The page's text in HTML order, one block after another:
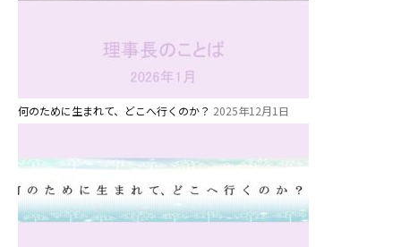
何のために生まれて、どこへ行くのか？ 2025年12月1日
2歳児ひとり登園［ゆず組 ]
グループ施設・
学校法⼈鴨⾕学園 鳳幼稚園
学校法⼈諏訪森学園 諏訪森幼稚
園